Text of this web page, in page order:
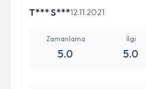
T*** S***12.11.2021
Zamanlama
5.0
İlgi
5.0